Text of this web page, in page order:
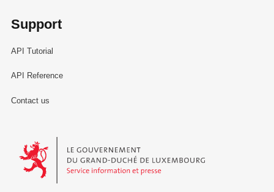
Support
API Tutorial
API Reference
Contact us
Le Gouvernement du Grand-Duché de Luxembourg - Service